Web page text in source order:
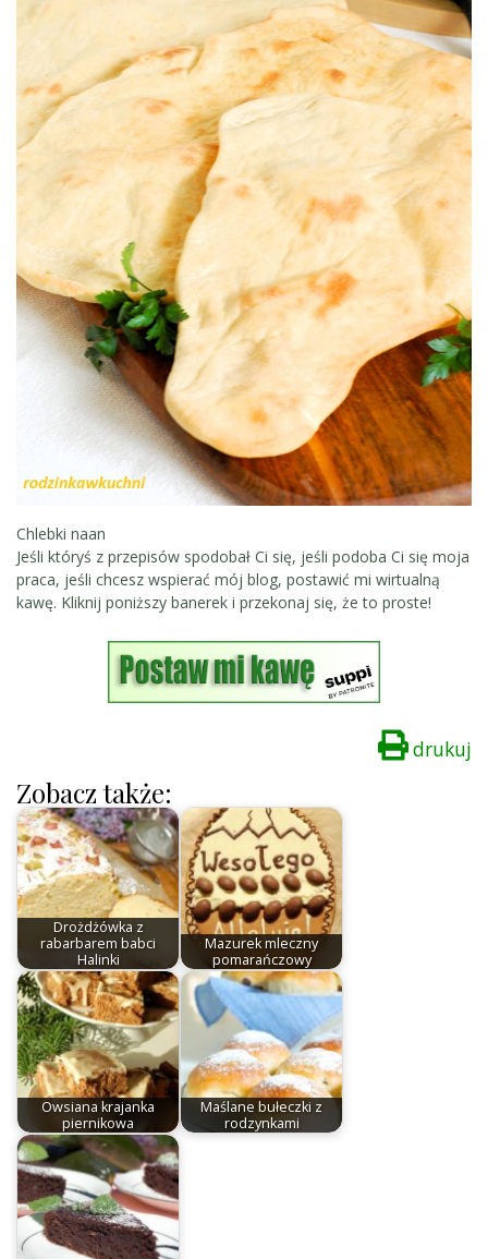
Chlebki naan
Jeśli któryś z przepisów spodobał Ci się, jeśli podoba Ci się moja
praca, jeśli chcesz wspierać mój blog, postawić mi wirtualną
kawę. Kliknij poniższy banerek i przekonaj się, że to proste!
drukuj
Zobacz także:
Drożdżówka z
rabarbarem babci
Halinki
Mazurek mleczny
pomarańczowy
Owsiana krajanka
piernikowa
Maślane bułeczki z
rodzynkami